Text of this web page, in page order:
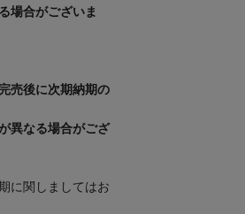
場合がございま
売後に次期納期の
異なる場合がござ
に関しましてはお